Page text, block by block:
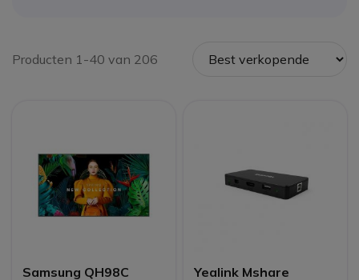
Producten 1-40 van 206
Samsung QH98C
Yealink Mshare